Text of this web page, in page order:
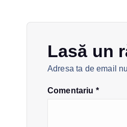
g
Lasă un
Adresa ta de email
Comentariu *